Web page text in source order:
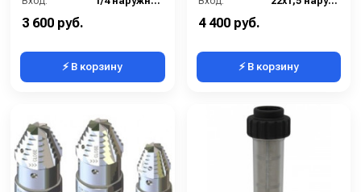
3 600 руб.
⚡ В корзину
4 400 руб.
⚡ В корзину